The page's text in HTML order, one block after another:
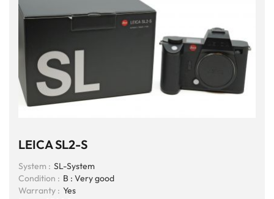
LEICA SL2-S
System : SL-System
Condition : B : Very good
Warranty : Yes